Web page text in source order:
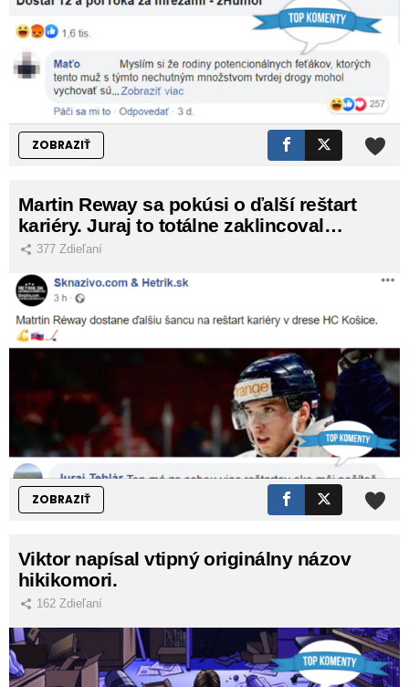
ZOBRAZIŤ
Martin Reway sa pokúsi o ďalší reštart
kariéry. Juraj to totálne zaklincoval…
377 Zdieľaní
ZOBRAZIŤ
Viktor napísal vtipný originálny názov
hikikomori.
162 Zdieľaní